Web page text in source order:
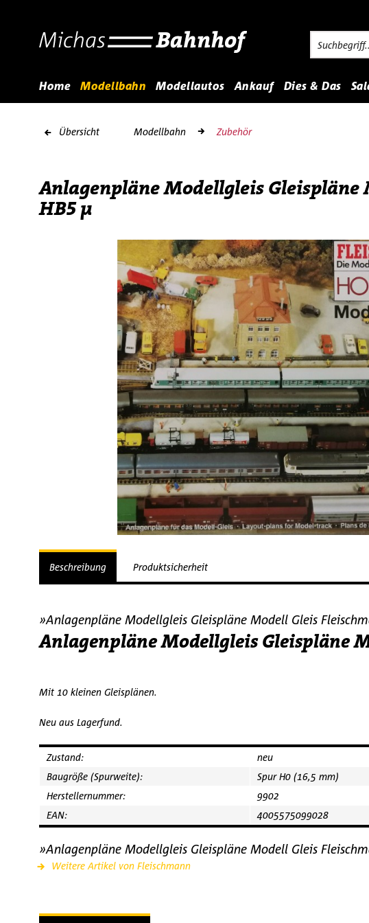
Home Modellbahn Modellautos Ankauf Dies & Das
Übersicht Modellbahn Zubehör
Anlagenpläne Modellgleis Gleispläne
HB5 µ
Beschreibung Produktsicherheit
»Anlagenpläne Modellgleis Gleispläne Modell Gleis
Anlagenpläne Modellgleis Gleispläne
Mit 10 kleinen Gleisplänen.
Neu aus Lagerfund.
Zustand:
neu
Baugröße (Spurweite):
Spur H0 (16,5 mm)
Herstellernummer:
9902
EAN:
4005575099028
»Anlagenpläne Modellgleis Gleispläne Modell Gleis
Weitere Artikel von Fleischmann